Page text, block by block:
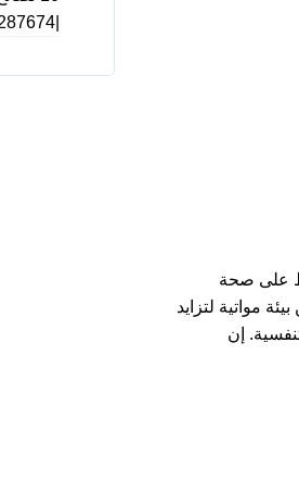
على صحة
مواتية لتزايد
إن